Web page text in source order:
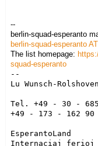
--
berlin-squad-esperanto
berlin-squad-esperanto
The list homepage:
squad-esperanto
--
Lu Wunsch-Rolshoven
Tel. +49 - 30 -
+49 - 173 - 162 90
EsperantoLand